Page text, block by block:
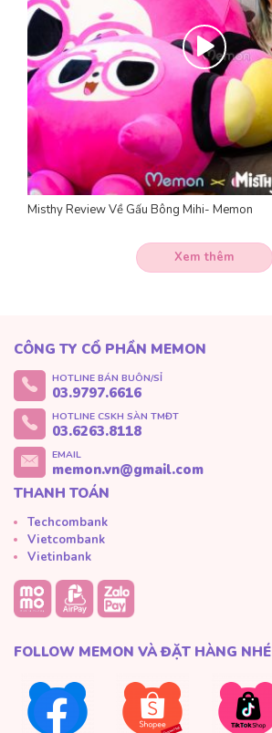
Misthy Review Về Gấu Bông Mihi- Memon
Xem thêm
CÔNG TY CỔ PHẦN MEMON
HOTLINE BÁN BUÔN/SỈ
03.9797.6616
HOTLINE CSKH SÀN TMĐT
03.6263.8118
EMAIL
memon.vn@gmail.com
THANH TOÁN
Techcombank
Vietcombank
Vietinbank
FOLLOW MEMON VÀ ĐẶT HÀNG NHÉ